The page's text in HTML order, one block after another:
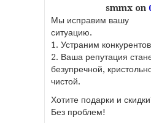
smmxon
Мы исправим вашу
ситуацию.
1. Устраним конкурентов
2. Ваша репутация
безупречной,
чистой.
Хотите подарки и
Без проблем!